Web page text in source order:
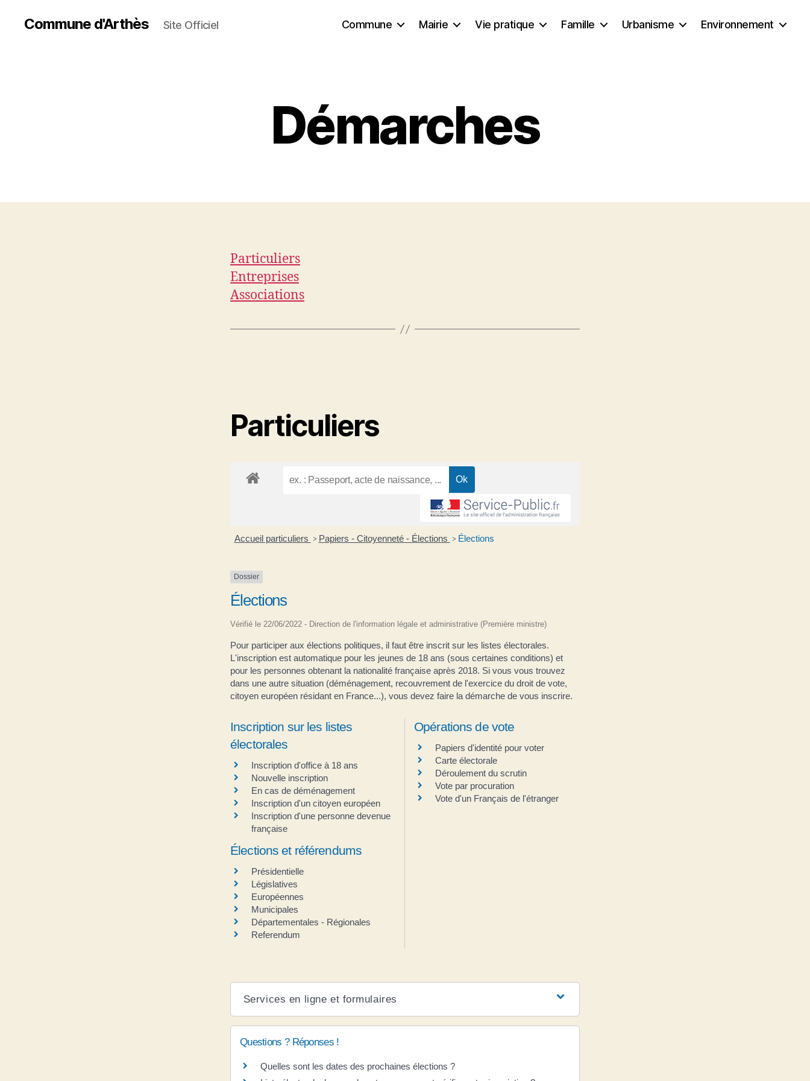
Commune d'Arthès Site Officiel Commune Mairie Vie pratique Famille Urbanisme Environnement
Démarches
Particuliers
Entreprises
Associations
Particuliers
Accueil particuliers > Papiers - Citoyenneté - Élections > Élections
Dossier
Élections
Vérifié le 22/06/2022 - Direction de l'information légale et administrative (Première ministre)
Pour participer aux élections politiques, il faut être inscrit sur les listes électorales.
L'inscription est automatique pour les jeunes de 18 ans (sous certaines conditions) et
pour les personnes obtenant la nationalité française après 2018. Si vous vous trouvez
dans une autre situation (déménagement, recouvrement de l'exercice du droit de vote,
citoyen européen résidant en France...), vous devez faire la démarche de vous inscrire.
Inscription sur les listes
électorales
Inscription d'office à 18 ans
Nouvelle inscription
En cas de déménagement
Inscription d'un citoyen européen
Inscription d'une personne devenue
française
Opérations de vote
Papiers d'identité pour voter
Carte électorale
Déroulement du scrutin
Vote par procuration
Vote d'un Français de l'étranger
Élections et référendums
Présidentielle
Législatives
Européennes
Municipales
Départementales - Régionales
Referendum
Services en ligne et formulaires
Questions ? Réponses !
Quelles sont les dates des prochaines élections ?